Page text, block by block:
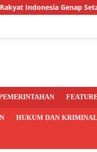
Genap Setahun, DPC
HUKUM DAN KRIMINAL